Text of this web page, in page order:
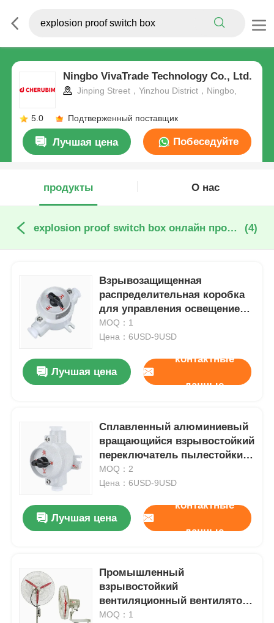
Ningbo VivaTrade Technology Co., Ltd.
Jinping Street，Yinzhou District，Ningbo,
5.0 Подтверженный поставщик
Лучшая цена Побеседуйте
продукты
О нас
explosion proof switch box онлайн производство (4)
Взрывозащищенная
распределительная коробка
для управления освещением,
водонепроницаемая IP65,
220В/380В
MOQ：1
Цена：6USD-9USD
Лучшая цена
контактные
данные
Сплавленный алюминиевый
вращающийся взрывостойкий
переключатель пылестойкий
220V 380V
MOQ：2
Цена：6USD-9USD
Лучшая цена
контактные
данные
Промышленный
взрывостойкий
вентиляционный вентилятор
для установки на стену / пол
MOQ：1